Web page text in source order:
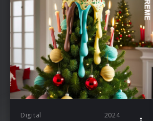
Digital 2024